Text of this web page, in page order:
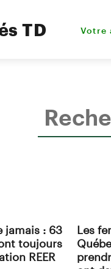
TD Votre
jamais : 63
toujours
REER
Les